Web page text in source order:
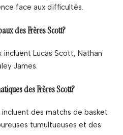
face aux difficultés.
des Frères Scott?
incluent Lucas Scott, Nathan
James.
des Frères Scott?
des matchs de basket
tumultueuses et des